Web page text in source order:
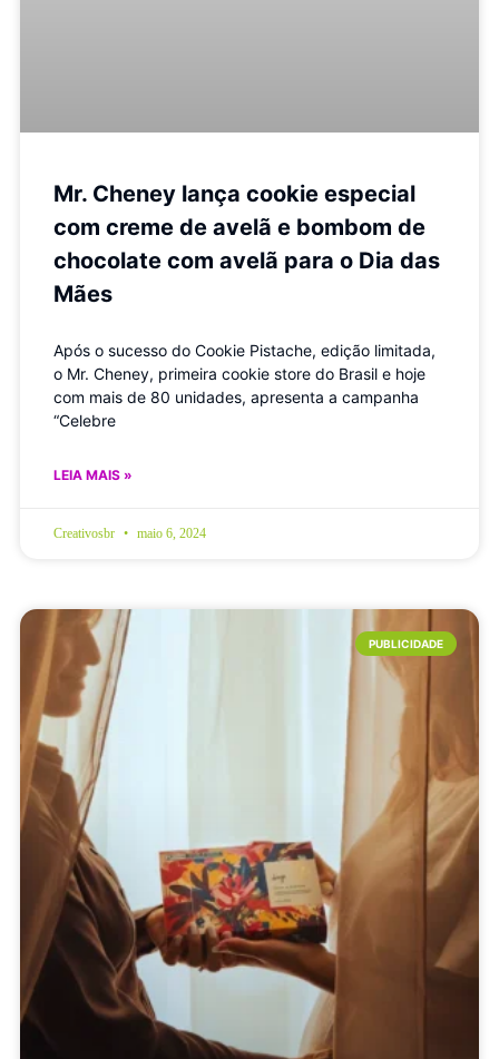
Mr. Cheney lança cookie especial
com creme de avelã e bombom de
chocolate com avelã para o Dia das
Mães
Após o sucesso do Cookie Pistache, edição limitada,
o Mr. Cheney, primeira cookie store do Brasil e hoje
com mais de 80 unidades, apresenta a campanha
“Celebre
LEIA MAIS »
Creativosbr maio 6, 2024
PUBLICIDADE